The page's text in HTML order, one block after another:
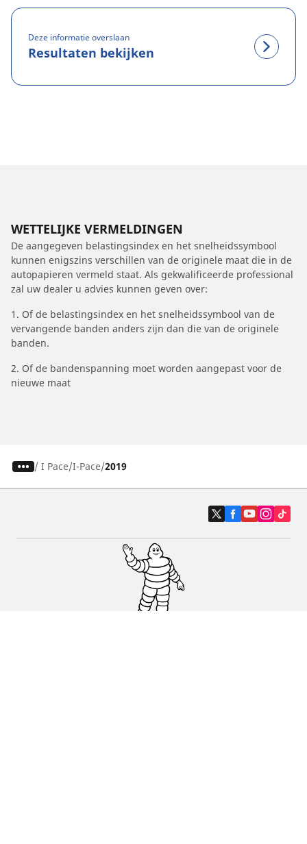
Deze informatie overslaan
Resultaten bekijken
WETTELIJKE VERMELDINGEN
De aangegeven belastingsindex en het snelheidssymbool
kunnen enigszins verschillen van de originele maat die in de
autopapieren vermeld staat. Als gekwalificeerde professional
zal uw dealer u advies kunnen geven over:
1. Of de belastingsindex en het snelheidssymbool van de
vervangende banden anders zijn dan die van de originele
banden.
2. Of de bandenspanning moet worden aangepast voor de
nieuwe maat
/ I Pace I-Pace 2019